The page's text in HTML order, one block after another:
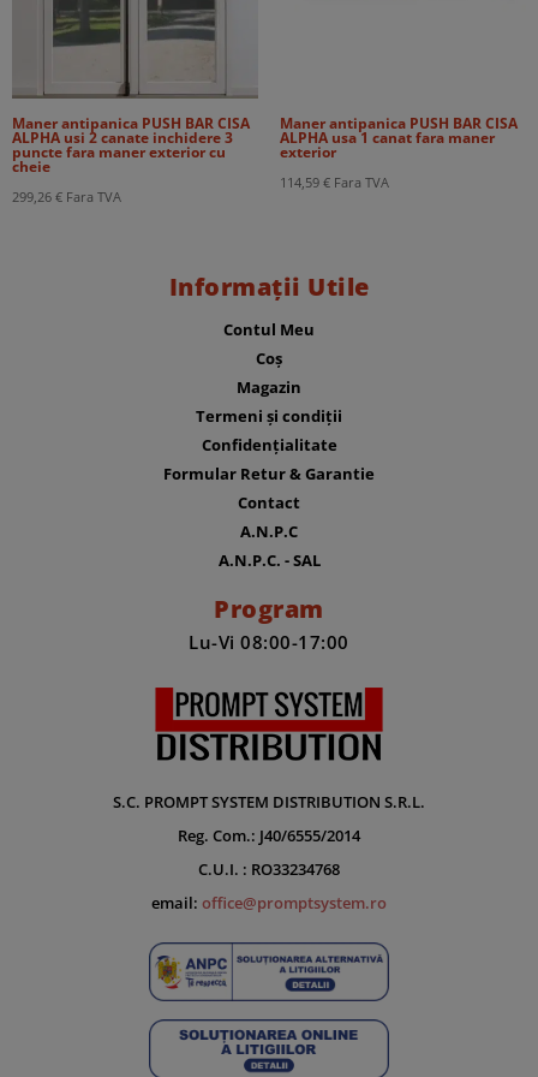
Maner antipanica PUSH BAR CISA
ALPHA usi 2 canate inchidere 3
puncte fara maner exterior cu
cheie
299,26 € Fara TVA
Maner antipanica PUSH BAR CISA
ALPHA usa 1 canat fara maner
exterior
114,59 € Fara TVA
Informații Utile
Contul Meu
Coș
Magazin
Termeni și condiții
Confidențialitate
Formular Retur & Garantie
Contact
A.N.P.C
A.N.P.C. - SAL
Program
Lu-Vi 08:00-17:00
S.C. PROMPT SYSTEM DISTRIBUTION S.R.L.
Reg. Com.: J40/6555/2014
C.U.I. : RO33234768
email: office@promptsystem.ro